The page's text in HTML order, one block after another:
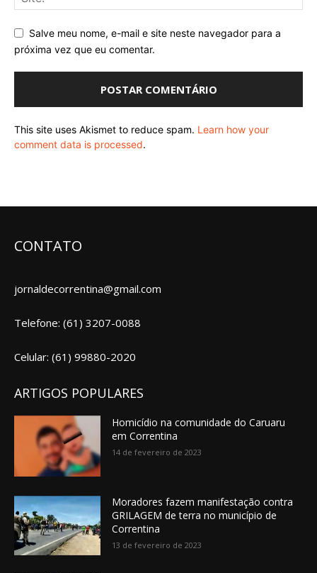
Salve meu nome, e-mail e site neste navegador para a
próxima vez que eu comentar.
This site uses Akismet to reduce spam. Learn how your
comment data is processed.
CONTATO
jornaldecorrentina@gmail.com
Telefone: (61) 3207-0088
Celular: (61) 99880-2020
ARTIGOS POPULARES
Homicídio na comunidade do Caruaru
em Correntina
14 de fevereiro de 2023
Moradores fazem manifestação contra
GRILAGEM de terra no município de
Correntina
13 de fevereiro de 2023